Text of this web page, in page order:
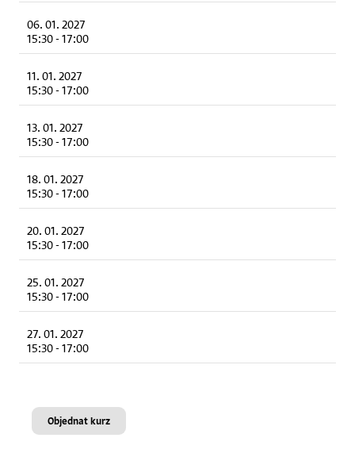
06. 01. 2027
15:30-17:00
11. 01. 2027
15:30-17:00
13. 01. 2027
15:30-17:00
18. 01. 2027
15:30-17:00
20. 01. 2027
15:30-17:00
25. 01. 2027
15:30-17:00
27. 01. 2027
15:30-17:00
Objednat kurz